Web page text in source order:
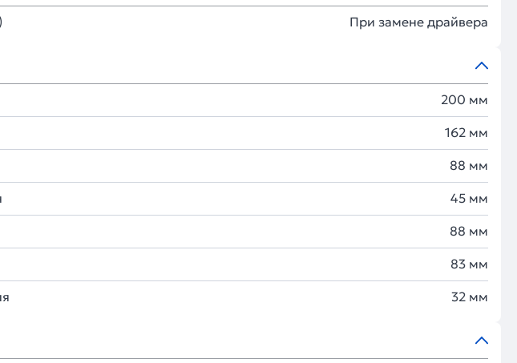
При замене драйвера
200 мм
162 мм
88 мм
45 мм
88 мм
83 мм
32 мм